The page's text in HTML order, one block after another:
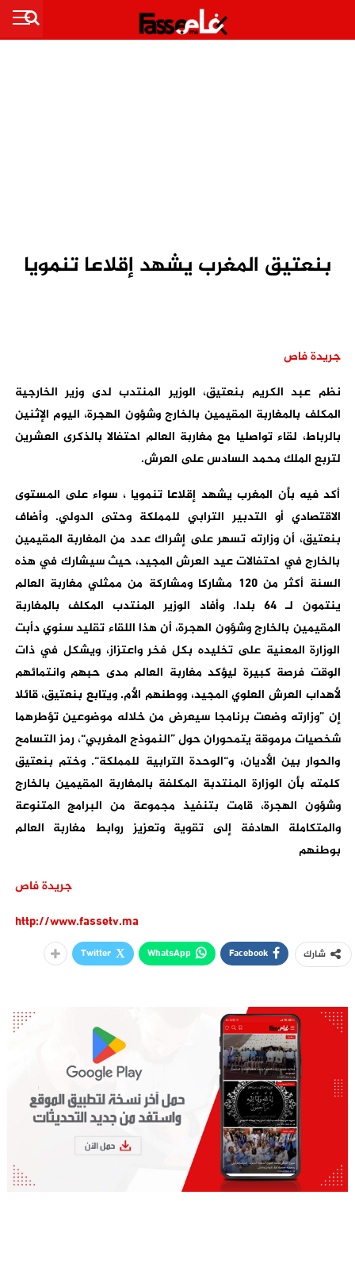
بنعتيق المغرب يشهد إقلاعا تنمويا
جريدة فاص
نظم عبد الكريم بنعتيق، الوزير المنتدب لدى وزير الخارجية
المكلف بالمغاربة المقيمين بالخارج وشؤون الهجرة، اليوم الإثنين
بالرباط، لقاء تواصليا مع مغاربة العالم احتفالا بالذكرى العشرين
لتربع الملك محمد السادس على العرش.
أكد فيه بأن المغرب يشهد إقلاعا تنمويا ، سواء على المستوى
الاقتصادي أو التدبير الترابي للمملكة وحتى الدولي. وأضاف
بنعتيق، أن وزارته تسهر على إشراك عدد من المغاربة المقيمين
بالخارج في احتفالات عيد العرش المجيد، حيث سيشارك في هذه
السنة أكثر من 120 مشاركا ومشاركة من ممثلي مغاربة العالم
ينتمون لـ 64 بلدا. وأفاد الوزير المنتدب المكلف بالمغاربة
المقيمين بالخارج وشؤون الهجرة، أن هذا اللقاء تقليد سنوي دأبت
الوزارة المعنية على تخليده بكل فخر واعتزاز، ويشكل في ذات
الوقت فرصة كبيرة ليؤكد مغاربة العالم مدى حبهم وانتمائهم
لأهداب العرش العلوي المجيد، ووطنهم الأم. ويتابع بنعتيق، قائلا
إن ”وزارته وضعت برنامجا سيعرض من خلاله موضوعين تؤطرهما
شخصيات مرموقة يتمحوران حول ”النموذج المغربي“، رمز التسامح
والحوار بين الأديان، و“الوحدة الترابية للمملكة“. وختم بنعتيق
كلمته بأن الوزارة المنتدبة المكلفة بالمغاربة المقيمين بالخارج
وشؤون الهجرة، قامت بتنفيذ مجموعة من البرامج المتنوعة
والمتكاملة الهادفة إلى تقوية وتعزيز روابط مغاربة العالم
بوطنهم
جريدة فاص
http://www.fassetv.ma
شارك Facebook
WhatsApp
Twitter